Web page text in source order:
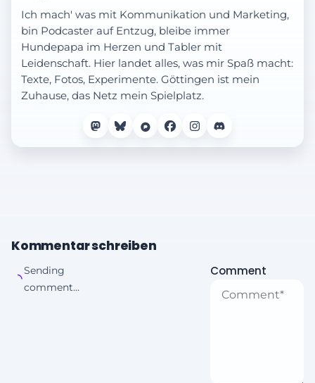
Ich mach' was mit Kommunikation und Marketing,
bin Podcaster auf Entzug, bleibe immer
Hundepapa im Herzen und Tabler mit
Leidenschaft. Hier landet alles, was mir Spaß macht:
Texte, Fotos, Experimente. Göttingen ist mein
Zuhause, das Netz mein Spielplatz.
Kommentar schreiben
Sending
comment...
Comment